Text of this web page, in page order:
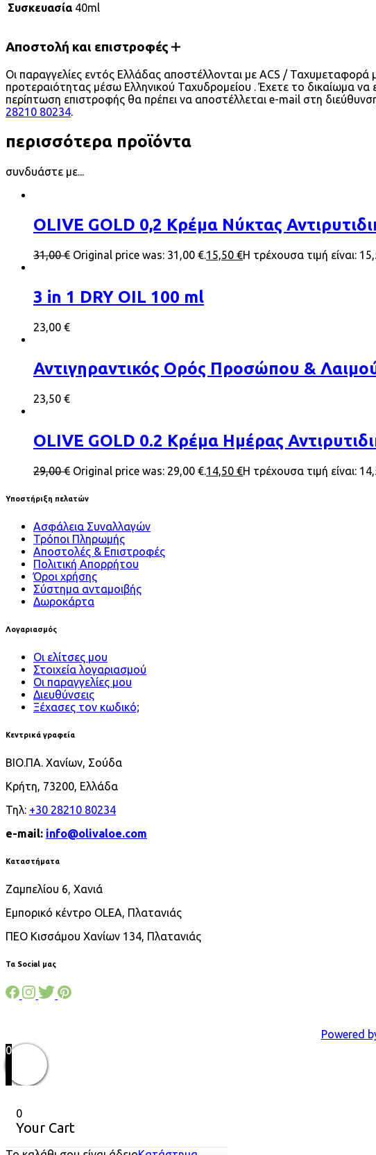
Συσκευασία 40ml
Αποστολή και επιστροφές
Οι παραγγελίες εντός Ελλάδας αποστέλλονται με ACS /
προτεραιότητας μέσω Ελληνικού Ταχυδρομείου . Έχετε το δικαίωμα
περίπτωση επιστροφής θα πρέπει να αποστέλλεται e-mail στη
28210 80234.
περισσότερα προϊόντα
συνδυάστε με...
OLIVE GOLD 0,2 Κρέμα Νύκτας
31,00€ Original price was: 31,00 €.15,50 €Η τρέχουσα τιμή είναι:
3 in 1 DRY OIL 100 ml
23,00 €
Αντιγηραντικός Ορός Προσώπου &
23,50 €
OLIVE GOLD 0.2 Κρέμα Ημέρας
29,00€ Original price was: 29,00 €.14,50 €Η τρέχουσα τιμή είναι:
Υποστήριξη πελατών
Ασφάλεια Συναλλαγών
Τρόποι Πληρωμής
Αποστολές & Επιστροφές
Πολιτική Απορρήτου
Όροι χρήσης
Σύστημα ανταμοιβής
Δωροκάρτα
Λογαριασμός
Οι ελίτσες μου
Στοιχεία λογαριασμού
Οι παραγγελίες μου
Διευθύνσεις
Ξέχασες τον κωδικό;
Κεντρικά γραφεία
ΒΙΟ.ΠΑ. Χανίων, Σούδα
Κρήτη, 73200, Ελλάδα
Τηλ: +30 28210 80234
e-mail: info@olivaloe.com
Καταστήματα
Ζαμπελίου 6, Χανιά
Εμπορικό κέντρο OLEA, Πλατανιάς
ΠΕΟ Κισσάμου Χανίων 134, Πλατανιάς
Τα Social μας
Powered
0
0
Your Cart